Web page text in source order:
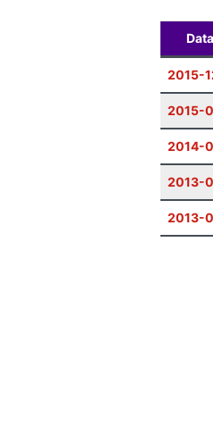
Data
2015-
2015-
2014-
2013-
2013-